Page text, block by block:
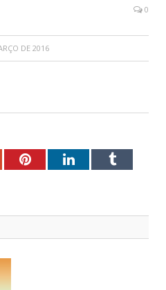
0
DE 2016
PinterestLinkedInTumblr